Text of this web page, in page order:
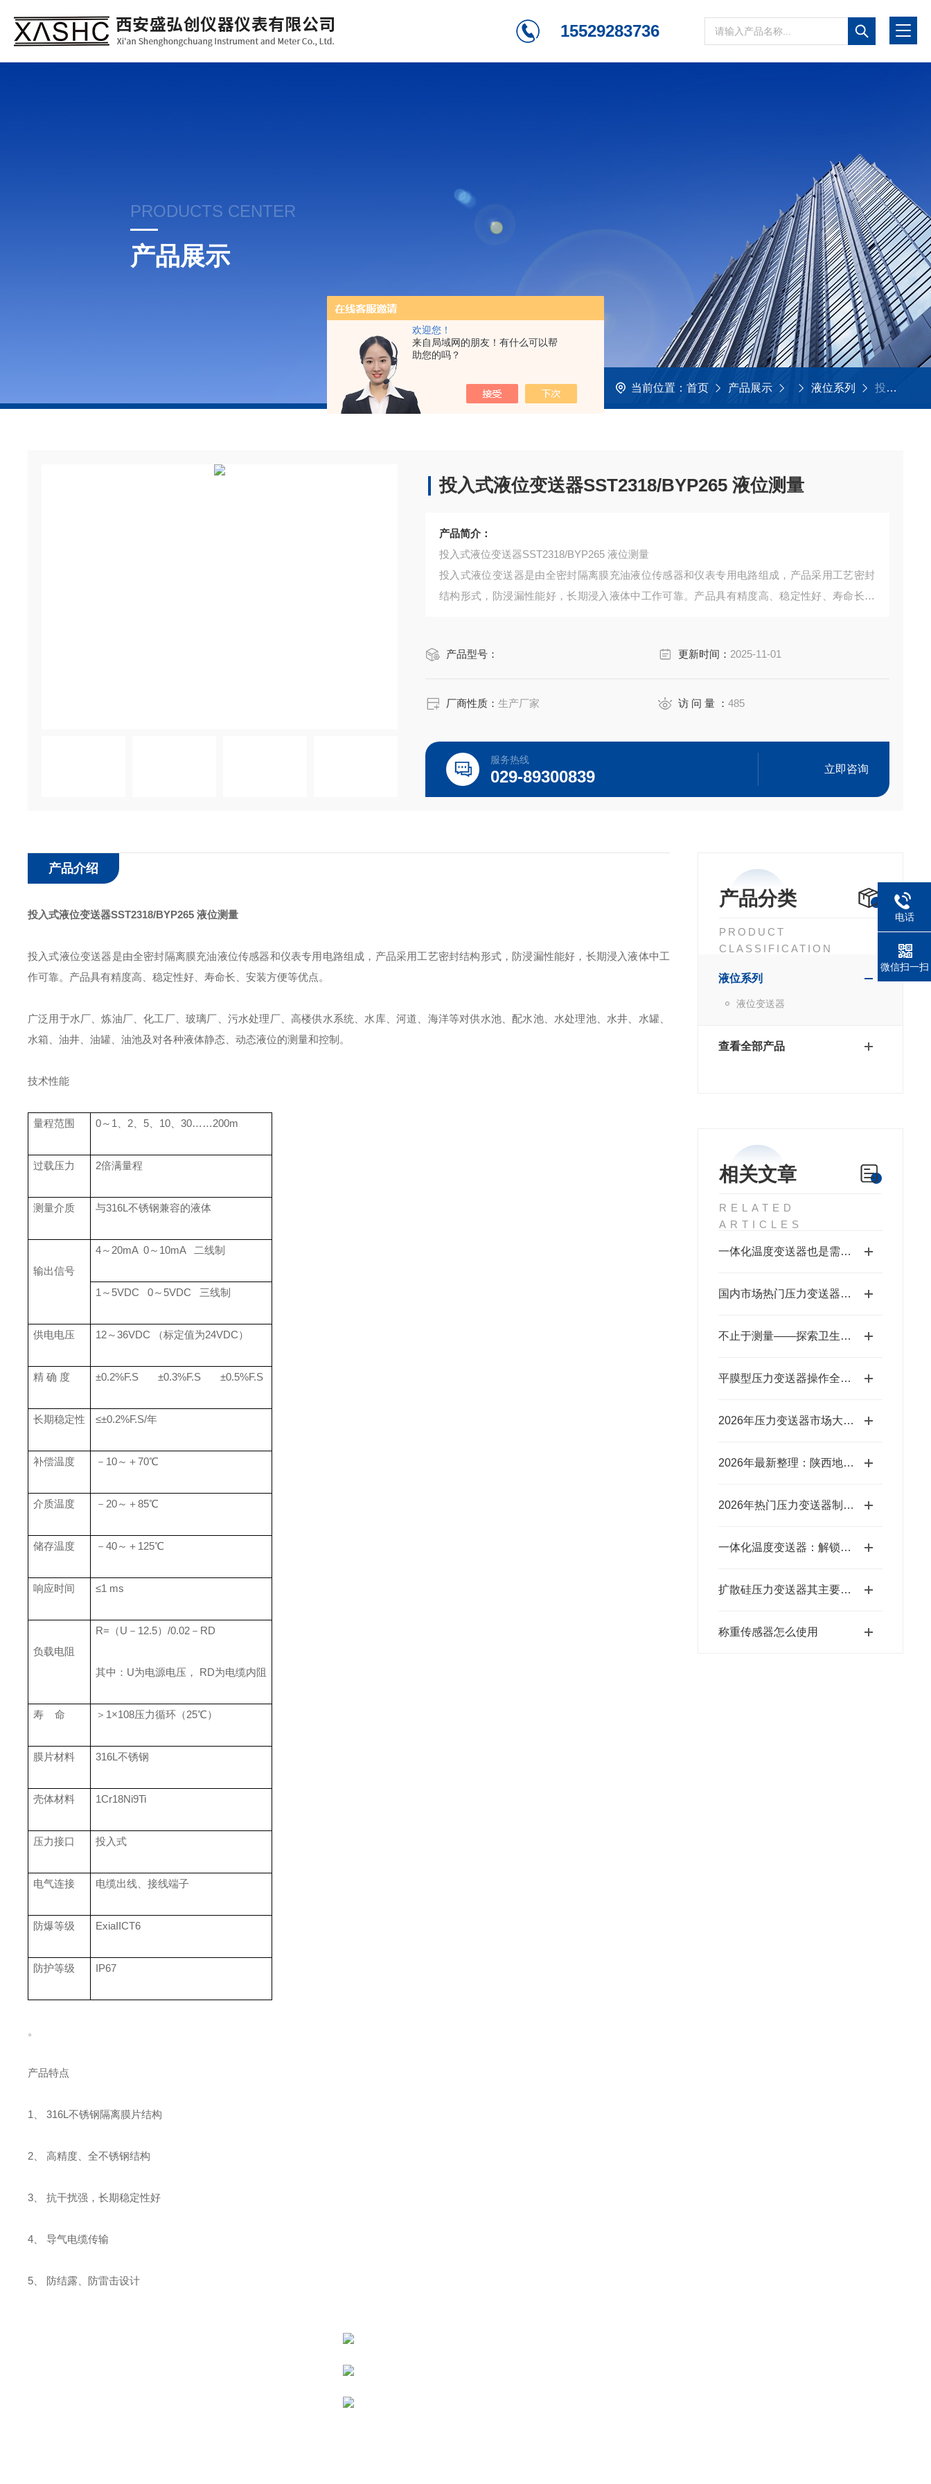
欢迎您！
来自局域网的朋友！有什么可以帮
助您的吗？
15529283736
PRODUCTS CENTER
产品展示
当前位置： 首页 产品展示 液位系列 投入式液位变送器SST2318/BYP265 液位测量
投入式液位变送器SST2318/BYP265 液位测量
产品简介：
投入式液位变送器SST2318/BYP265 液位测量
投入式液位变送器是由全密封隔离膜充油液位传感器和仪表专用电路组成，产品采用工艺密封
结构形式，防浸漏性能好，长期浸入液体中工作可靠。产品具有精度高、稳定性好、寿命长、
产品型号： 更新时间： 2025-11-01
厂商性质：生产厂家 访 问 量 ：485
服务热线
029-89300839 立即咨询
产品分类
PRODUCT
CLASSIFICATION
液位系列
液位变送器
查看全部产品
相关文章
RELATED
ARTICLES
一体化温度变送器也是需要定期维护的
国内市场热门压力变送器生产商盘点 附实用选型参考指南
不止于测量——探索卫生级压力变送器的多重角色
平膜型压力变送器操作全攻略：一步到位，轻松搞定实操细节
2026年压力变送器市场大揭秘！看看市面上这些企业口碑究竟咋样？
2026年最新整理：陕西地区实力出众口碑过硬的压力变送器品牌
2026年热门压力变送器制造商盘点 帮你轻松筛选靠谱合作厂商
一体化温度变送器：解锁多场景应用，究竟藏着多少“隐形力量”？
扩散硅压力变送器其主要特点的综合分析
称重传感器怎么使用
产品介绍
投入式液位变送器SST2318/BYP265 液位测量
投入式液位变送器是由全密封隔离膜充油液位传感器和仪表专用电路组成，产品采用工艺密封结构形式，防浸漏性能好，长期浸入液体中工
作可靠。产品具有精度高、稳定性好、寿命长、安装方便等优点。
广泛用于水厂、炼油厂、化工厂、玻璃厂、污水处理厂、高楼供水系统、水库、河道、海洋等对供水池、配水池、水处理池、水井、水罐、
水箱、油井、油罐、油池及对各种液体静态、动态液位的测量和控制。
技术性能
量程范围 0～1、2、5、10、30……200m
过载压力 2倍满量程
测量介质 与316L不锈钢兼容的液体
输出信号
4～20mA 0～10mA 二线制
1～5VDC 0～5VDC 三线制
供电电压 12～36VDC （标定值为24VDC）
精 确 度 ±0.2%F.S ±0.3%F.S ±0.5%F.S
长期稳定性 ≤±0.2%F.S/年
补偿温度 －10～＋70℃
介质温度 －20～＋85℃
储存温度 －40～＋125℃
响应时间 ≤1 ms
负载电阻
R=（U－12.5）/0.02－RD
其中：U为电源电压， RD为电缆内阻
寿 命 ＞1×108压力循环（25℃）
膜片材料 316L不锈钢
壳体材料 1Cr18Ni9Ti
压力接口 投入式
电气连接 电缆出线、接线端子
防爆等级 ExiaIICT6
防护等级 IP67
。
产品特点
1、 316L不锈钢隔离膜片结构
2、 高精度、全不锈钢结构
3、 抗干扰强，长期稳定性好
4、 导气电缆传输
5、 防结露、防雷击设计
电话
微信扫一扫